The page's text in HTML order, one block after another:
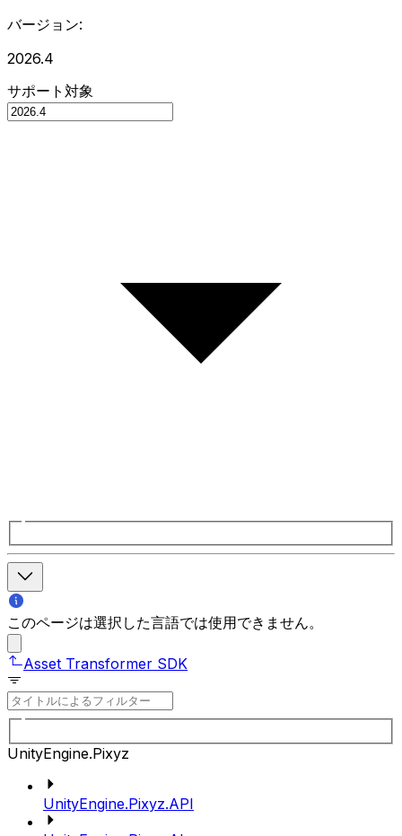
バージョン:
2026.4
サポート対象
このページは選択した言語では使用できません。
Asset Transformer SDK
UnityEngine.Pixyz
UnityEngine.Pixyz.API